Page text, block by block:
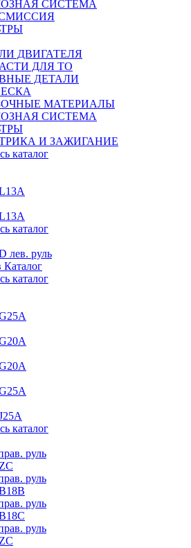
СИСТЕМА
ДВИГАТЕЛЯ
ДЛЯ ТО
ДЕТАЛИ
МАТЕРИАЛЫ
СИСТЕМА
И ЗАЖИГАНИЕ
каталог
каталог
лев. руль
Каталог
каталог
каталог
руль
руль
руль
руль